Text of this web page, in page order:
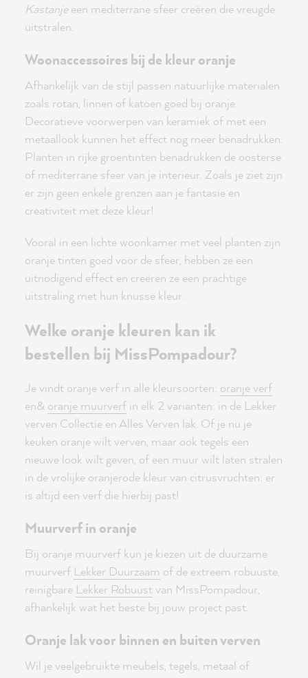
Kastanjeeen mediterrane sfeer creëren die vreugde
uitstralen.
Woonaccessoires bij de kleur oranje
Afhankelijk van de stijl passen natuurlijke materialen
zoals rotan, linnen of katoen goed bij oranje.
Decoratieve voorwerpen van keramiek of met een
metaallook kunnen het effect nog meer benadrukken.
Planten in rijke groentinten benadrukken de oosterse
of mediterrane sfeer van je interieur. Zoals je ziet zijn
er zijn geen enkele grenzen aan je fantasie en
creativiteit met deze kleur!
Vooral in een lichte woonkamer met veel planten zijn
oranje tinten goed voor de sfeer, hebben ze een
uitnodigend effect en creëren ze een prachtige
uitstraling met hun knusse kleur.
Welke oranje kleuren kan ik
bestellen bij MissPompadour?
Je vindt oranje verf in alle kleursoorten: oranje verf
en& oranje muurverf in elk 2 varianten: in de Lekker
verven Collectie en Alles Verven lak. Of je nu je
keuken oranje wilt verven, maar ook tegels een
nieuwe look wilt geven, of een muur wilt laten stralen
in de vrolijke oranjerode kleur van citrusvruchten: er
is altijd een verf die hierbij past!
Muurverf in oranje
Bij oranje muurverf kun je kiezen uit de duurzame
muurverf Lekker Duurzaam of de extreem robuuste,
reinigbare Lekker Robuust van MissPompadour,
afhankelijk wat het beste bij jouw project past.
Oranje lak voor binnen en buiten verven
Wil je veelgebruikte meubels, tegels, metaal of